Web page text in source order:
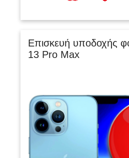
Επισκευή υποδοχής
13 Pro Max